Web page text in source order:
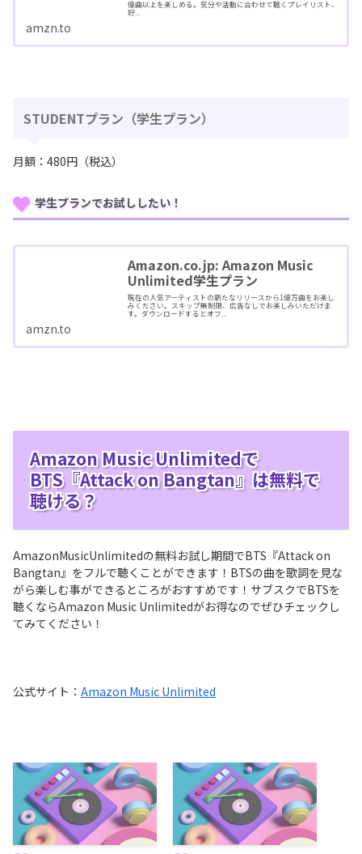
億曲以上を楽しめる。気分や活動に合わせて聴くプレイリスト、
好...
amzn.to
STUDENTプラン（学生プラン）
月額：480円（税込）
学生プランでお試ししたい！
Amazon.co.jp: Amazon Music
Unlimited学生プラン
現在の人気アーティストの新たなリリースから1億万曲をお楽し
みください。スキップ無制限、広告なしでお楽しみいただけま
す。ダウンロードするとオフ...
amzn.to
Amazon Music Unlimitedで
BTS『Attack on Bangtan』は無料で
聴ける？
AmazonMusicUnlimitedの無料お試し期間でBTS『Attack on
Bangtan』をフルで聴くことができます！BTSの曲を歌詞を見な
がら楽しむ事ができるところがおすすめです！サブスクでBTSを
聴くならAmazon Music Unlimitedがお得なのでぜひチェックし
てみてください！
公式サイト： Amazon Music Unlimited